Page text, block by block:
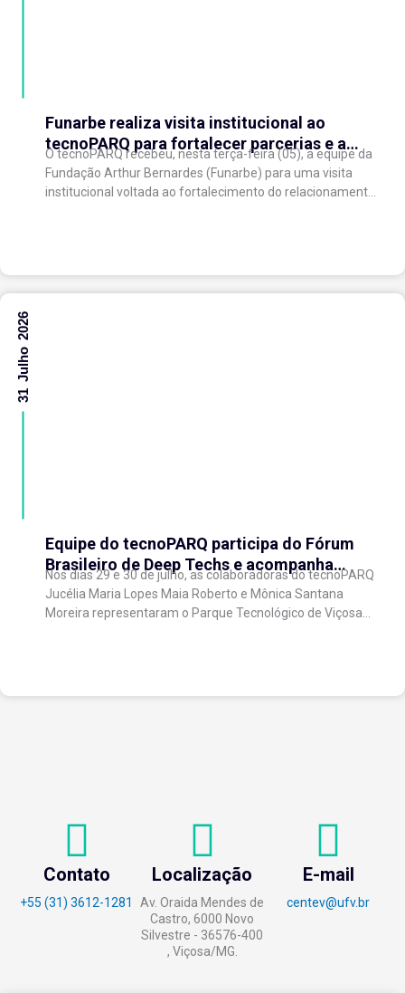
Funarbe realiza visita institucional ao
tecnoPARQ para fortalecer parcerias e a
gestão da inovação
O tecnoPARQ recebeu, nesta terça-feira (05), a equipe da
Fundação Arthur Bernardes (Funarbe) para uma visita
institucional voltada ao fortalecimento do relacionamento
Equipe do tecnoPARQ participa do Fórum
Brasileiro de Deep Techs e acompanha
debates sobre políticas para inovação
científica
Nos dias 29 e 30 de julho, as colaboradoras do tecnoPARQ
Jucélia Maria Lopes Maia Roberto e Mônica Santana
Moreira representaram o Parque Tecnológico de Viçosa
31 Julho 2026
Contato
+55 (31) 3612-1281
Localização
Av. Oraida Mendes de
Castro, 6000 Novo
Silvestre - 36576-400
, Viçosa/MG.
E-mail
centev@ufv.br